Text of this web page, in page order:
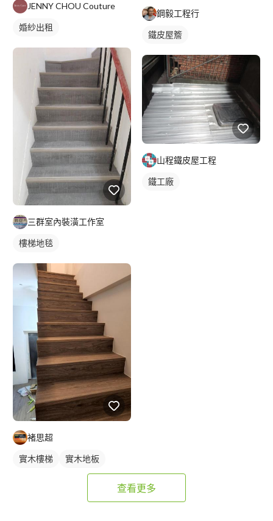
JENNY CHOU Couture
婚紗出租
三群室內裝潢工作室
樓梯地毯
褚思超
實木樓梯 實木地板
鋼毅工程行
鐵皮屋簷
山程鐵皮屋工程
鐵工廠
查看更多